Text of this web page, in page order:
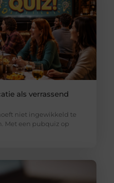
als verrassend
niet ingewikkeld te
Met een pubquiz op